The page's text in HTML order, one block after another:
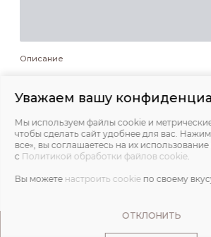
Описание
Состав и уход
Обмеры
Уважаем вашу
Мы используем файлы cookie и
чтобы сделать сайт удобнее для вас.
все», вы соглашаетесь на их использование
с Политикой обработки файлов cookie.
Вы можете настроить cookie по своему
ОТКЛОНИТЬ